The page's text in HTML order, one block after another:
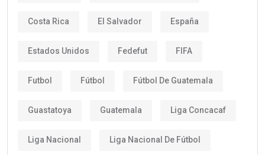
Costa Rica El Salvador España
Estados Unidos Fedefut FIFA
Futbol Fútbol Fútbol De Guatemala
Guastatoya Guatemala Liga Concacaf
Liga Nacional Liga Nacional De Fútbol